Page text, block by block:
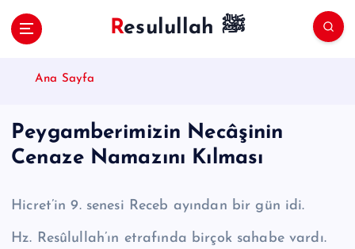
Resulullah ﷺ
Ana Sayfa
Peygamberimizin Necâşinin
Cenaze Namazını Kılması
Hicret’in 9. senesi Receb ayından bir gün idi.
Hz. Re­sû­lul­lah’ın etrafında birçok sahabe vardı.